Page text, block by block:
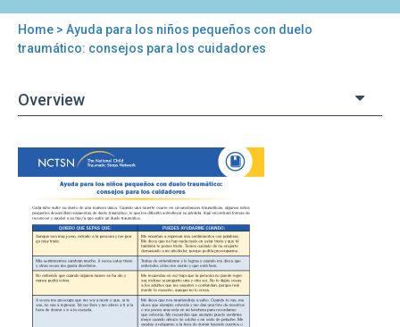
You
here
Home > Ayuda para los niños pequeños con duelo
traumático: consejos para los cuidadores
Overview
Back
to
Ayuda
para
los
niños
pequeños
con
duelo
traumático: